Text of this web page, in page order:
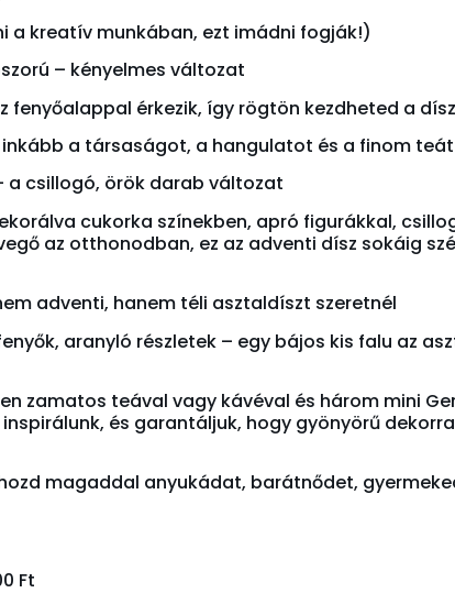
a kreatív munkában, ezt imádni fogják!)
– kényelmes változat
fenyőalappal érkezik, így rögtön kezdheted a
a társaságot, a hangulatot és a finom
a csillogó, örök darab változat
cukorka színekben, apró figurákkal,
az otthonodban, ez az adventi dísz sokáig
adventi, hanem téli asztaldíszt szeretnél
aranyló részletek – egy bájos kis falu az
zamatos teával vagy kávéval és három mini
és garantáljuk, hogy gyönyörű
magaddal anyukádat, barátnődet,
Ft